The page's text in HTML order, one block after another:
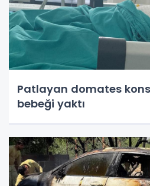
Patlayan domates
bebeği yaktı